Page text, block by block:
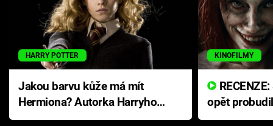
HARRY POTTER
Jakou barvu kůže má mít
Hermiona? Autorka Harryho
Pottera přišla s ráznou
KINOFILMY
opět
přichází s